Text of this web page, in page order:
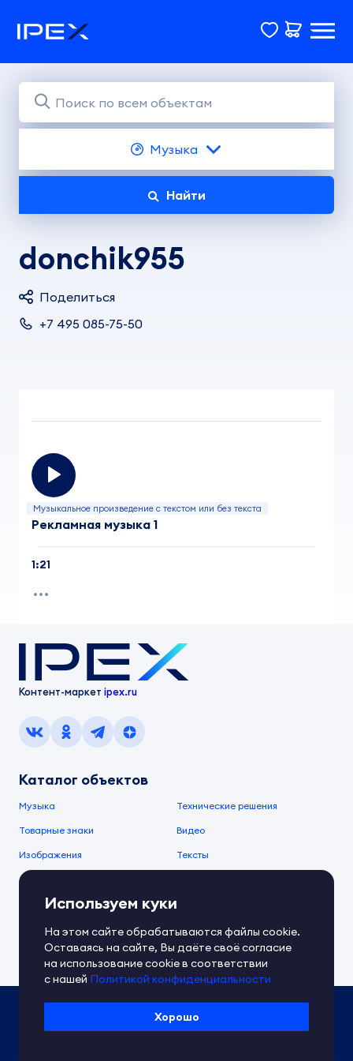
Музыка
Найти
donchik955
Поделиться
+7 495 085-75-50
Музыкальное произведение с текстом или без текста
Рекламная музыка 1
1:21
Контент-маркет ipex.ru
Каталог объектов
Музыка Технические решения
Товарные знаки Видео
Изображения Тексты
О компании
О сервисе
Документы IPEX Справочный центр
Контакты Обратная связь
Политика IPEX по обработке ПД
Условия использования платформы
Используем куки
На этом сайте обрабатываются файлы cookie.
Оставаясь на сайте, Вы даёте своё согласие
на использование cookie в соответствии
с нашей Политикой конфиденциальности
Хорошо